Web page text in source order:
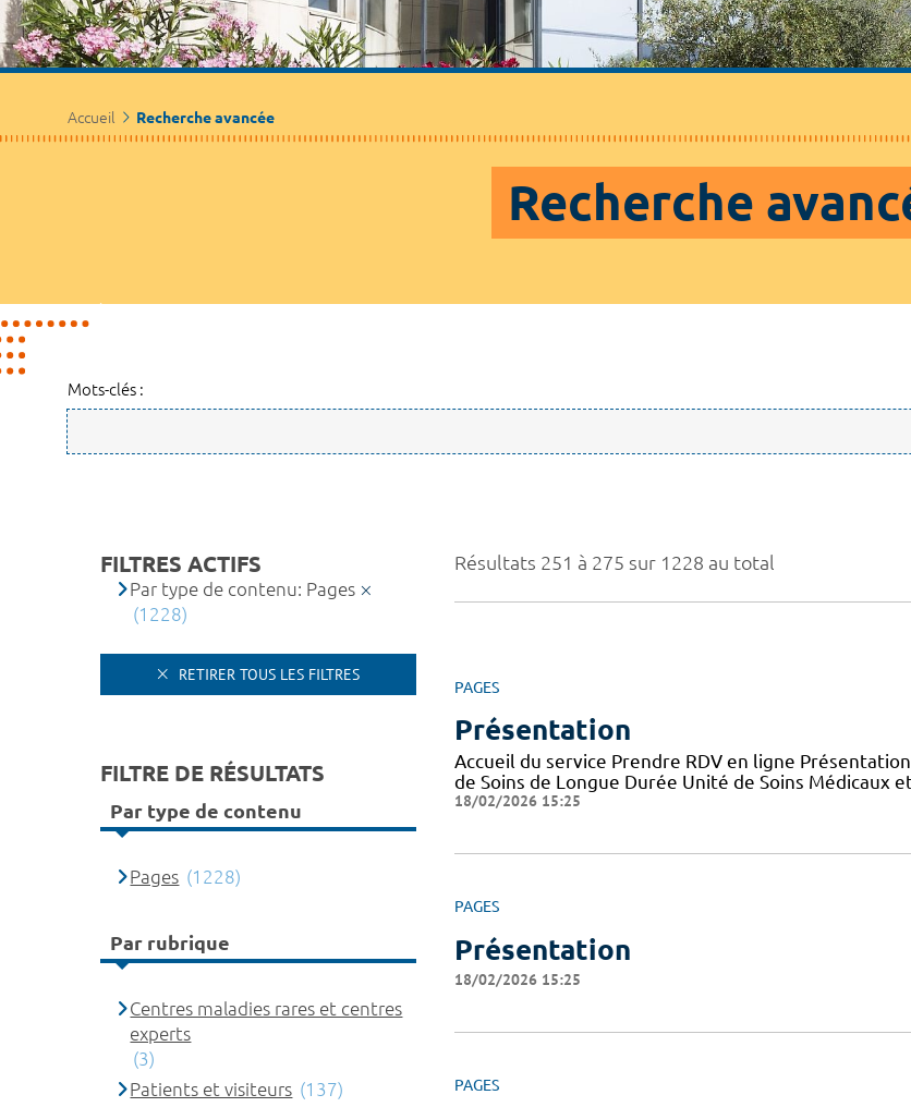
Accueil Recherche avancée
Recherche
Mots-clés :
Résultats 251 à 275 sur 1228 au total
PAGES
Présentation
Accueil du service Prendre RDV en ligne
de Soins de Longue Durée Unité de Soins Médicaux
18/02/2026 15:25
PAGES
Présentation
18/02/2026 15:25
PAGES
FILTRES ACTIFS
Par type de contenu: Pages
(1228)
RETIRER TOUS LES FILTRES
FILTRE DE RÉSULTATS
Par type de contenu
Pages (1228)
Par rubrique
Centres maladies rares et centres
experts
(3)
Patients et visiteurs (137)